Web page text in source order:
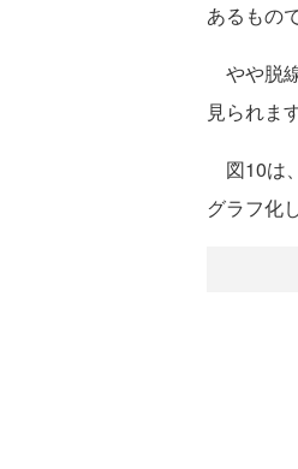
あるもの
やや脱
見られます
図10は
グラフ化